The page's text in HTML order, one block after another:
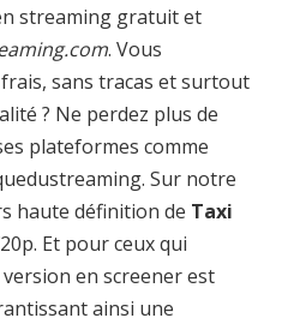
streaming gratuit et
. Vous
sans tracas et surtout
? Ne perdez plus de
plateformes comme
Sur notre
haute définition de Taxi
Et pour ceux qui
en screener est
ainsi une